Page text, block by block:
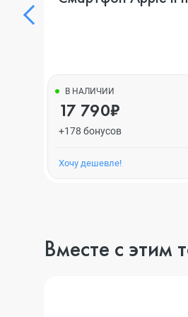
В НАЛИЧИИ
17 790₽
+178 бонусов
Хочу дешевле!
Вместе с этим